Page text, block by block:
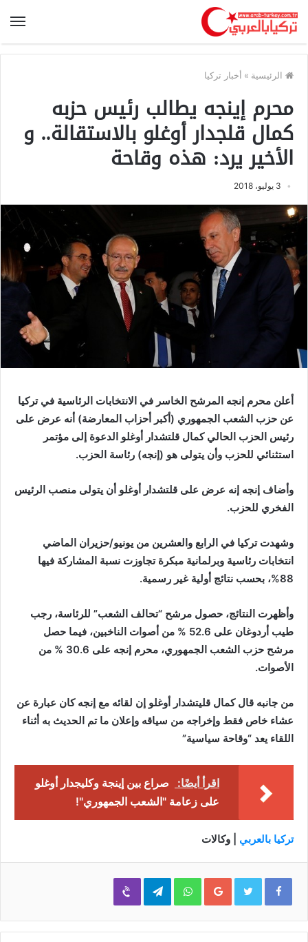
الرئيسية » أخبار تركيا
محرم إينجه يطالب رئيس حزبه
كمال قلجدار أوغلو بالاستقالة.. و
الأخير يرد: هذه وقاحة
3 يوليو، 2018
أعلن محرم إنجه المرشح الخاسر في الانتخابات الرئاسية في تركيا
عن حزب الشعب الجمهوري (أكبر أحزاب المعارضة) أنه عرض على
رئيس الحزب الحالي كمال قلتشدار أوغلو الدعوة إلى مؤتمر
استثنائي للحزب وأن يتولى هو (إنجه) رئاسة الحزب.
وأضاف إنجه إنه عرض على قلتشدار أوغلو أن يتولى منصب الرئيس
الفخري للحزب.
وشهدت تركيا في الرابع والعشرين من يونيو/حزيران الماضي
انتخابات رئاسية وبرلمانية مبكرة تجاوزت نسبة المشاركة فيها
88%، بحسب نتائج أولية غير رسمية.
وأظهرت النتائج، حصول مرشح “تحالف الشعب” للرئاسة، رجب
طيب أردوغان على 52.6 % من أصوات الناخبين، فيما حصل
مرشح حزب الشعب الجمهوري، محرم إنجه على 30.6 % من
الأصوات.
من جانبه قال كمال قليتشدار أوغلو إن لقائه مع إنجه كان عبارة عن
عشاء خاص فقط وإخراجه من سياقه وإعلان ما تم الحديث به أثناء
اللقاء يعد “وقاحة سياسية”
اقرأ أيضًا:
صراع بين إينجة وكليجدار أوغلو
على زعامة "الشعب الجمهوري"!
تركيا بالعربي | وكالات
Google+
WhatsApp
Telegram
Viber